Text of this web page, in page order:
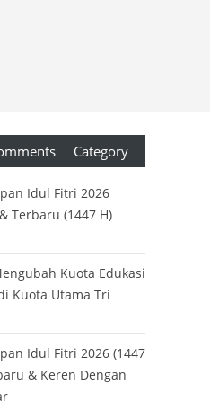
Category
Idul Fitri 2026
Terbaru (1447 H)
Kuota Edukasi
Kuota Utama Tri
Idul Fitri 2026 (1447
& Keren Dengan